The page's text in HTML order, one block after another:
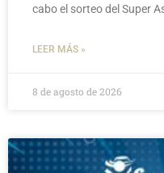
cabo el sorteo del Super
LEER MÁS »
8 de agosto de 2026